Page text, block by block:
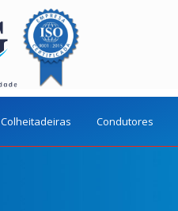
Colheitadeiras Condutores